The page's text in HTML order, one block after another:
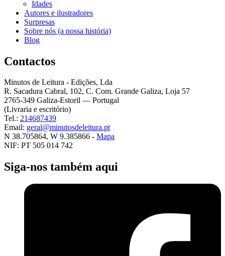
Idades
Autores e ilustradores
Surpresas
Sobre nós (a nossa história)
Blog
Contactos
Minutos de Leitura - Edições, Lda
R. Sacadura Cabral, 102, C. Com. Grande Galiza, Loja 57
2765-349 Galiza-Estoril — Portugal
(Livraria e escritório)
Tel.: 214687439
Email: geral@minutosdeleitura.pt
N 38.705864, W 9.385866 - Mapa
NIF: PT 505 014 742
Siga-nos também aqui